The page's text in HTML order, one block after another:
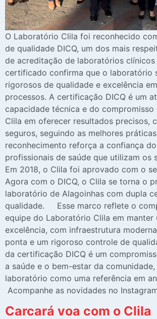
O Laboratório Clila foi reconhecido
de qualidade DICQ, um dos mais
de acreditação de laboratórios clínicos
certificado confirma que o laboratório
rigorosos de qualidade e excelência
processos. A certificação DICQ é um
capacidade técnica e do
Clila em oferecer resultados precisos,
seguros, seguindo as melhores
reconhecimento reforça a confiança
profissionais de saúde que utilizam os
Em 2018, o Clila foi aprovado com o
Agora com o DICQ, o Clila se torna o
laboratório de Alagoinhas com dupla
qualidade. Esse marco reflete o
equipe do Laboratório Clila em manter
excelência, com infraestrutura
ponta e um rigoroso controle de
da certificação DICQ é um
a saúde e o bem-estar da
laboratório como uma referência em
Acompanhe as novidades no
Carcará voa com o Clila